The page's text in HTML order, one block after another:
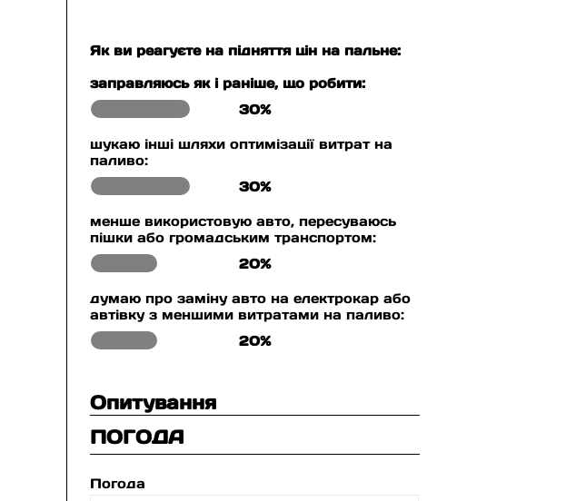
Як ви реагуєте на підняття цін на пальне:
заправляюсь як і раніше, що робити:
30%
шукаю інші шляхи оптимізації витрат на
паливо:
30%
менше використовую авто, пересуваюсь
пішки або громадським транспортом:
20%
думаю про заміну авто на електрокар або
автівку з меншими витратами на паливо:
20%
Опитування
ПОГОДА
Погода